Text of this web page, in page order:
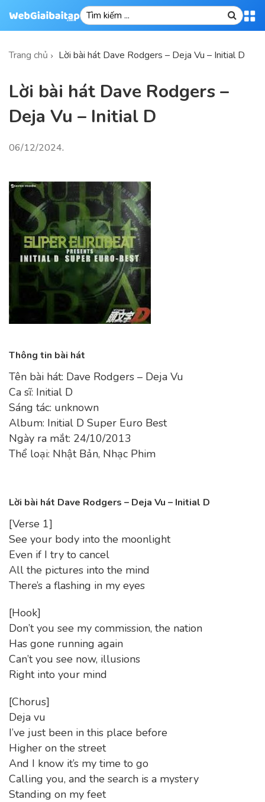
Trang chủ Lời bài hát Dave Rodgers – Deja Vu – Initial D
Lời bài hát Dave Rodgers –
Deja Vu – Initial D
06/12/2024.
Thông tin bài hát
Tên bài hát: Dave Rodgers – Deja Vu
Ca sĩ: Initial D
Sáng tác: unknown
Album: Initial D Super Euro Best
Ngày ra mắt: 24/10/2013
Thể loại: Nhật Bản, Nhạc Phim
Lời bài hát Dave Rodgers – Deja Vu – Initial D
[Verse 1]
See your body into the moonlight
Even if I try to cancel
All the pictures into the mind
There’s a flashing in my eyes
[Hook]
Don’t you see my commission, the nation
Has gone running again
Can’t you see now, illusions
Right into your mind
[Chorus]
Deja vu
I’ve just been in this place before
Higher on the street
And I know it’s my time to go
Calling you, and the search is a mystery
Standing on my feet